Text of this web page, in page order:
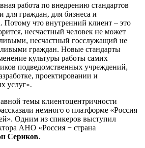
работа по внедрению стандартов
для граждан, для бизнеса и
Потому что внутренний клиент – это
несчастный человек не может
несчастный госслужащий не
граждан. Новые стандарты
культуры работы самих
подведомственных учреждений,
проектировании и
услуг».
темы клиентоцентричности
немного о платформе «Россия
Одним из спикеров выступил
АНО «Россия − страна
Сериков.